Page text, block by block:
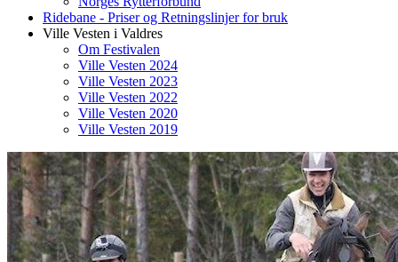
Ridebane - Priser og Retningslinjer for bruk
Ville Vesten i Valdres
Om Festivalen
Ville Vesten 2024
Ville Vesten 2023
Ville Vesten 2022
Ville Vesten 2020
Ville Vesten 2019